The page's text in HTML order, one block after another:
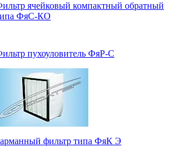
ячейковый компактный обратный
ФяС-КО
пухоуловитель ФяР-С
фильтр типа ФяК Э